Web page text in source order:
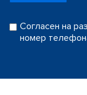
Согласен на
номер